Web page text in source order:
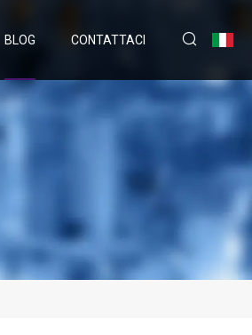
BLOG CONTATTACI